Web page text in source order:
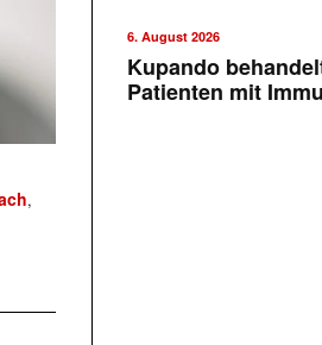
,
6. August 2026
Kupando
Patienten mit